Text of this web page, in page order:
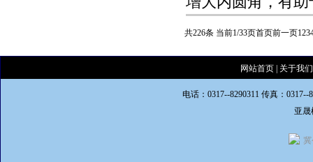
共226条 当前1/33页首页前一页123
网站首页| 关于我们
电话：0317--8290311 传真：0317--
亚
冀